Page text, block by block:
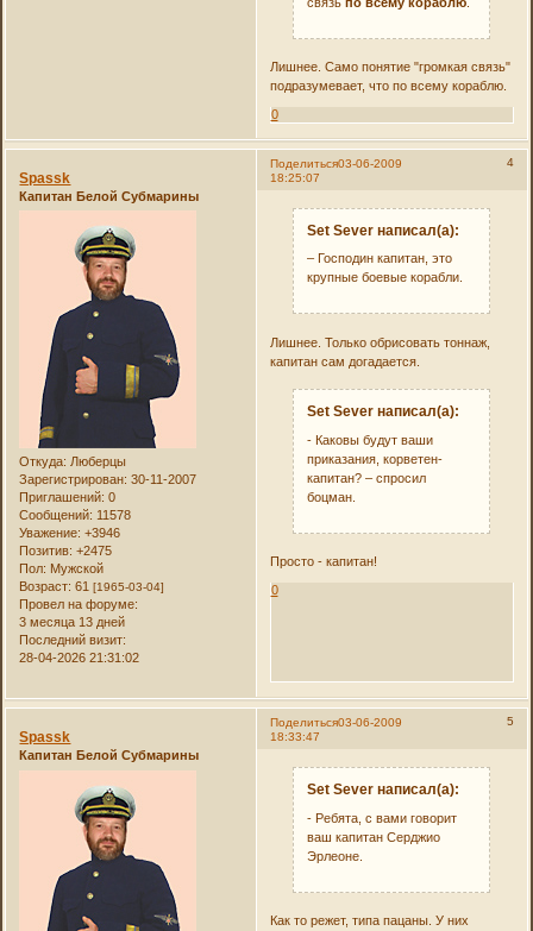
Лишнее. Само понятие "громкая связь"
подразумевает, что по всему кораблю.
0
Поделиться 4
03-06-2009
18:25:07
Spassk
Капитан Белой Субмарины
Откуда: Люберцы
Зарегистрирован: 30-11-2007
Приглашений: 0
Сообщений: 11578
Уважение: +3946
Позитив: +2475
Пол: Мужской
Возраст: 61[1965-03-04]
Провел на форуме:
3 месяца 13 дней
Последний визит:
28-04-2026 21:31:02
Set Sever написал(а):
– Господин капитан, это
крупные боевые корабли.
Лишнее. Только обрисовать тоннаж,
капитан сам догадается.
Set Sever написал(а):
- Каковы будут ваши
приказания, корветен-
капитан? – спросил
боцман.
Просто - капитан!
0
Поделиться 5
03-06-2009
18:33:47
Spassk
Капитан Белой Субмарины
Set Sever написал(а):
- Ребята, с вами говорит
ваш капитан Серджио
Эрлеоне.
Как то режет, типа пацаны. У них